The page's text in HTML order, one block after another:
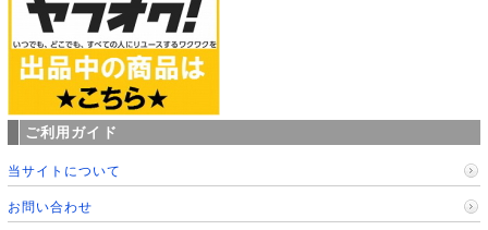
ご利用ガイド
当サイトについて
お問い合わせ